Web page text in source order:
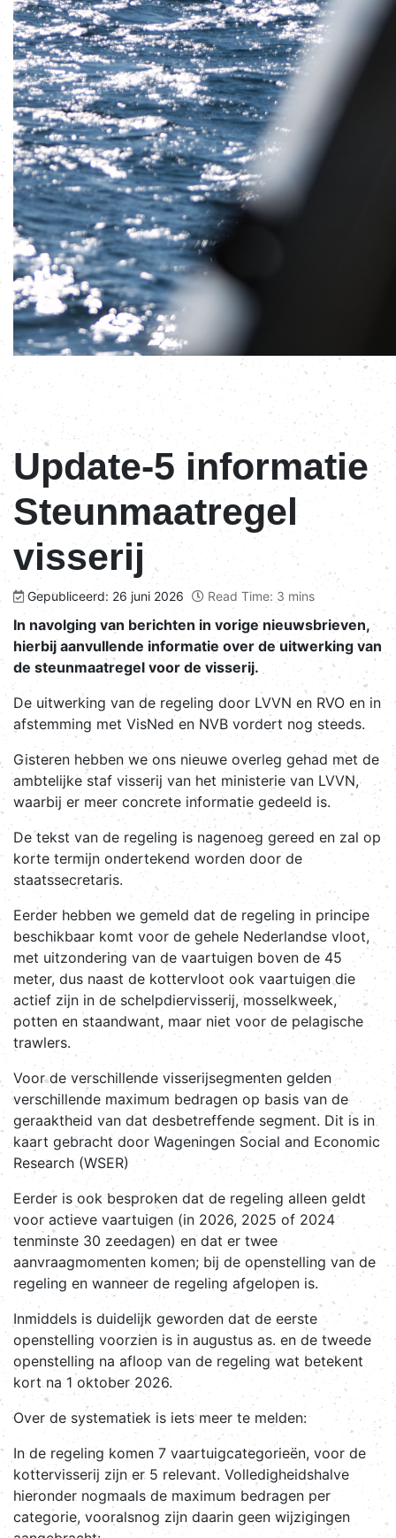
Update-5 informatie
Steunmaatregel
visserij
Gepubliceerd: 26 juni 2026 Read Time: 3 mins
In navolging van berichten in vorige nieuwsbrieven,
hierbij aanvullende informatie over de uitwerking van
de steunmaatregel voor de visserij.
De uitwerking van de regeling door LVVN en RVO en in
afstemming met VisNed en NVB vordert nog steeds.
Gisteren hebben we ons nieuwe overleg gehad met de
ambtelijke staf visserij van het ministerie van LVVN,
waarbij er meer concrete informatie gedeeld is.
De tekst van de regeling is nagenoeg gereed en zal op
korte termijn ondertekend worden door de
staatssecretaris.
Eerder hebben we gemeld dat de regeling in principe
beschikbaar komt voor de gehele Nederlandse vloot,
met uitzondering van de vaartuigen boven de 45
meter, dus naast de kottervloot ook vaartuigen die
actief zijn in de schelpdiervisserij, mosselkweek,
potten en staandwant, maar niet voor de pelagische
trawlers.
Voor de verschillende visserijsegmenten gelden
verschillende maximum bedragen op basis van de
geraaktheid van dat desbetreffende segment. Dit is in
kaart gebracht door Wageningen Social and Economic
Research (WSER)
Eerder is ook besproken dat de regeling alleen geldt
voor actieve vaartuigen (in 2026, 2025 of 2024
tenminste 30 zeedagen) en dat er twee
aanvraagmomenten komen; bij de openstelling van de
regeling en wanneer de regeling afgelopen is.
Inmiddels is duidelijk geworden dat de eerste
openstelling voorzien is in augustus as. en de tweede
openstelling na afloop van de regeling wat betekent
kort na 1 oktober 2026.
Over de systematiek is iets meer te melden:
In de regeling komen 7 vaartuigcategorieën, voor de
kottervisserij zijn er 5 relevant. Volledigheidshalve
hieronder nogmaals de maximum bedragen per
categorie, vooralsnog zijn daarin geen wijzigingen